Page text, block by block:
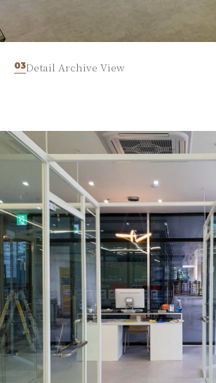
03Detail Archive View